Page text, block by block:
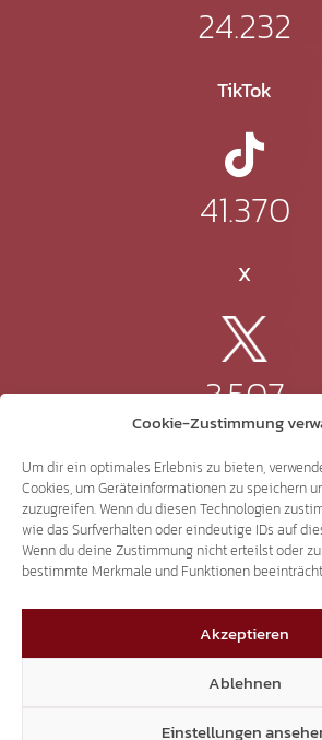
Cookie-Zustimmung
Um dir ein optimales Erlebnis zu bieten,
Cookies, um Geräteinformationen zu speichern
zuzugreifen. Wenn du diesen Technologien
wie das Surfverhalten oder eindeutige IDs auf
Wenn du deine Zustimmung nicht erteilst oder
bestimmte Merkmale und Funktionen
Akzeptieren
Ablehnen
Einstellungen
24.232
TikTok
41.370
X
3.507
Threads
3.401
YouTube